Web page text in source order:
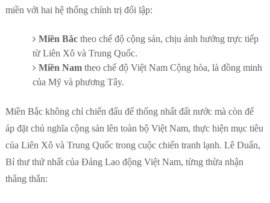
miền với hai hệ thống chính trị đối lập:
Miền Bắctheo chế độ cộng sản, chịu ảnh hưởng trực tiếp
từ Liên Xô và Trung Quốc.
Miền Namtheo chế độ Việt Nam Cộng hòa, là đồng minh
của Mỹ và phương Tây.
Miền Bắc không chỉ chiến đấu để thống nhất đất nước mà còn để
áp đặt chủ nghĩa cộng sản lên toàn bộ Việt Nam, thực hiện mục tiêu
của Liên Xô và Trung Quốc trong cuộc chiến tranh lạnh. Lê Duẩn,
Bí thư thứ nhất của Đảng Lao động Việt Nam, từng thừa nhận
thẳng thắn: